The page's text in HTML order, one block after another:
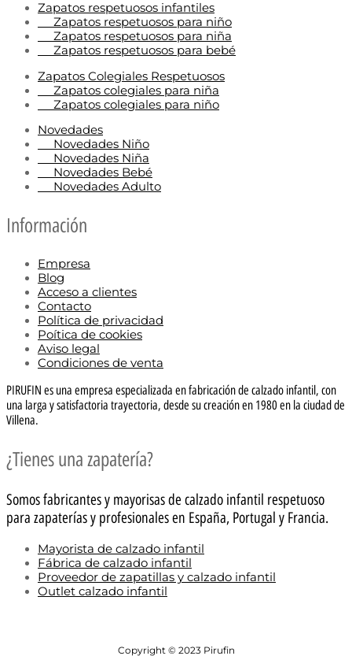
Zapatos respetuosos infantiles
Zapatos respetuosos para niño
Zapatos respetuosos para niña
Zapatos respetuosos para bebé
Zapatos Colegiales Respetuosos
Zapatos colegiales para niña
Zapatos colegiales para niño
Novedades
Novedades Niño
Novedades Niña
Novedades Bebé
Novedades Adulto
Información
Empresa
Blog
Acceso a clientes
Contacto
Política de privacidad
Poítica de cookies
Aviso legal
Condiciones de venta
PIRUFIN es una empresa especializada en fabricación de calzado infantil, con
una larga y satisfactoria trayectoria, desde su creación en 1980 en la ciudad de
Villena.
¿Tienes una zapatería?
Somos fabricantes y mayorisas de calzado infantil respetuoso
para zapaterías y profesionales en España, Portugal y Francia.
Mayorista de calzado infantil
Fábrica de calzado infantil
Proveedor de zapatillas y calzado infantil
Outlet calzado infantil
Copyright © 2023 Pirufin